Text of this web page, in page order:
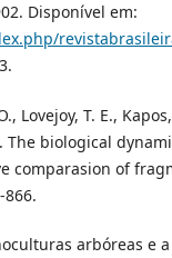
Disponível em:
Lovejoy, T. E.,
The biological
comparasion of
866.
arbóreas e